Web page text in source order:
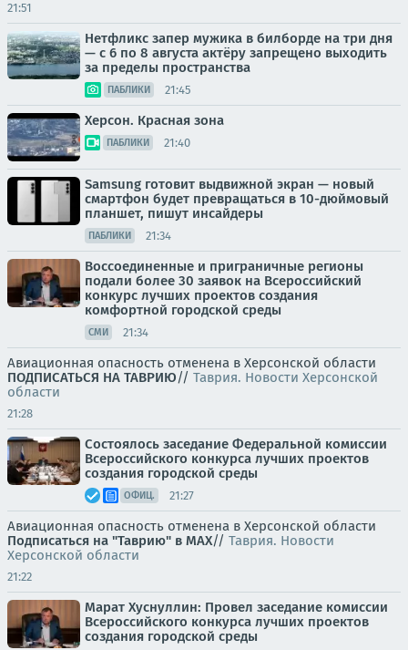
21:51
Нетфликс запер мужика в билборде на три дня
— с 6 по 8 августа актёру запрещено выходить
за пределы пространства
ПАБЛИКИ 21:45
Херсон. Красная зона
ПАБЛИКИ 21:40
Samsung готовит выдвижной экран — новый
смартфон будет превращаться в 10-дюймовый
планшет, пишут инсайдеры
ПАБЛИКИ 21:34
Воссоединенные и приграничные регионы
подали более 30 заявок на Всероссийский
конкурс лучших проектов создания
комфортной городской среды
СМИ 21:34
Авиационная опасность отменена в Херсонской области
ПОДПИСАТЬСЯ НА ТАВРИЮ// Таврия. Новости Херсонской
области
21:28
Состоялось заседание Федеральной комиссии
Всероссийского конкурса лучших проектов
создания городской среды
ОФИЦ. 21:27
Авиационная опасность отменена в Херсонской области
Подписаться на "Таврию" в MAX// Таврия. Новости
Херсонской области
21:22
Марат Хуснуллин: Провел заседание комиссии
Всероссийского конкурса лучших проектов
создания городской среды